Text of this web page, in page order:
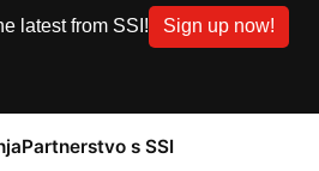
latest from SSI! Sign up now!
Partnerstvo s SSI